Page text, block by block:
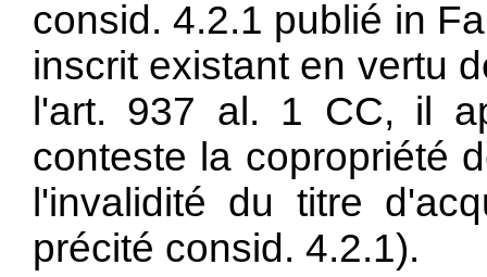
consid. 4.2.1 publié in
inscrit existant en vertu
l'art. 937 al. 1 CC, il
conteste la copropriété
l'invalidité du titre
précité consid. 4.2.1).